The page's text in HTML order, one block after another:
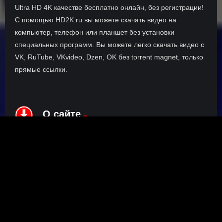
Ultra HD 4K качестве бесплатно онлайн, без регистрации!
С помощью HD2K.ru вы можете скачать видео на
компьютер, телефон или планшет без установки
специальных программ. Вы можете легко скачать видео с
VK, RuTube, VKvideo, Dzen, OK без torrent magnet, только
прямые ссылки.
О сайте